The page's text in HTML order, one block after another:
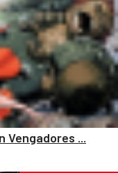
Vengadores ...